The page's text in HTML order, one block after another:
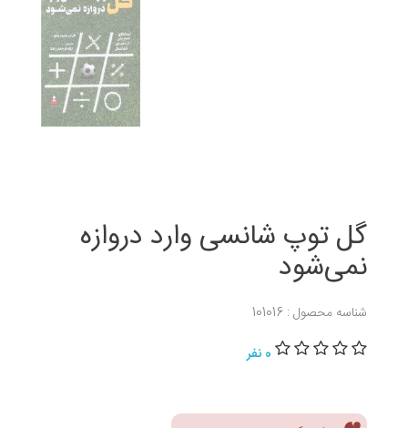
گل توپ شانسی وارد دروازه
نمی‌شود
شناسه محصول : 101016
0 نفر